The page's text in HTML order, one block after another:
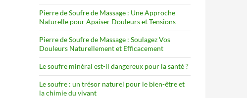
Pierre de Soufre de Massage : Une Approche
Naturelle pour Apaiser Douleurs et Tensions
Pierre de Soufre de Massage : Soulagez Vos
Douleurs Naturellement et Efficacement
Le soufre minéral est-il dangereux pour la santé ?
Le soufre : un trésor naturel pour le bien-être et
la chimie du vivant